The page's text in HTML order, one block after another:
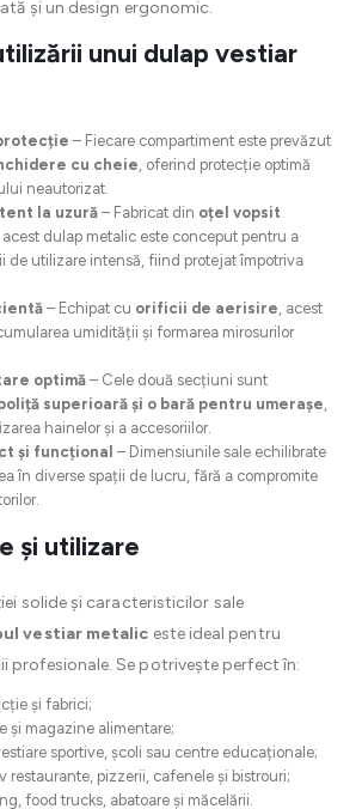
și un design ergonomic.
unui dulap vestiar
– Fiecare compartiment este prevăzut
cu cheie, oferind protecție optimă
neautorizat.
la uzură– Fabricat din oțel vopsit
acest dulap metalic este conceput pentru a
de utilizare intensă, fiind protejat împotriva
– Echipat cu orificii de aerisire, acest
umidității și formarea mirosurilor
optimă– Cele două secțiuni sunt
superioară și o bară pentru umerașe,
hainelor și a accesoriilor.
și funcțional – Dimensiunile sale echilibrate
în diverse spații de lucru, fără a compromite
și utilizare
solide și caracteristicilor sale
vestiar metalic este ideal pentru
profesionale. Se potrivește perfect în:
și fabrici;
și magazine alimentare;
sportive, școli sau centre educaționale;
restaurante, pizzerii, cafenele și bistrouri;
food trucks, abatoare și măcelării.